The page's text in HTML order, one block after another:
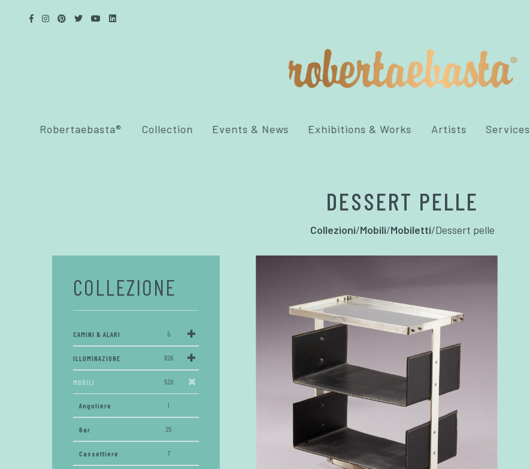
Robertaebasta® Collection Events & News Exhibitions & Works Artists Services
DESSERT PELLE
Collezioni/Mobili/Mobiletti/Dessert pelle
COLLEZIONE
CAMINI & ALARI 5
ILLUMINAZIONE 626
MOBILI 520
Angoliere 1
Bar 25
Cassettiere 7